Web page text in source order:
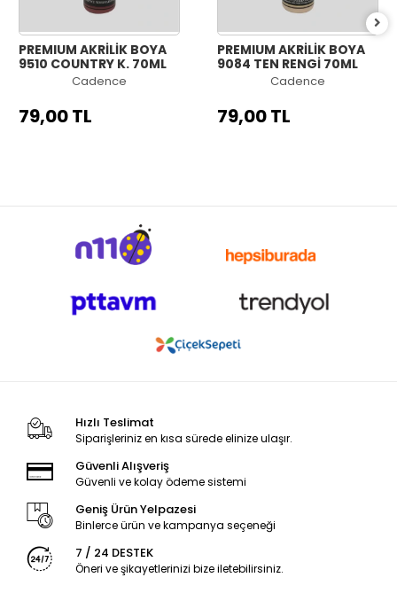
PREMIUM AKRİLİK BOYA
9510 COUNTRY K. 70ML
Cadence
79,00 TL
PREMIUM AKRİLİK BOYA
9084 TEN RENGİ 70ML
Cadence
79,00 TL
Hızlı Teslimat
Siparişleriniz en kısa sürede elinize ulaşır.
Güvenli Alışveriş
Güvenli ve kolay ödeme sistemi
Geniş Ürün Yelpazesi
Binlerce ürün ve kampanya seçeneği
7 / 24 DESTEK
Öneri ve şikayetlerinizi bize iletebilirsiniz.